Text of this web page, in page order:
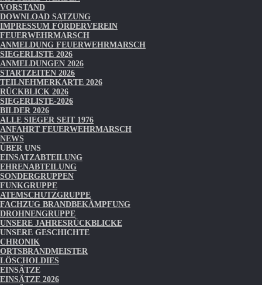
VORSTAND
DOWNLOAD SATZUNG
IMPRESSUM FÖRDERVEREIN
FEUERWEHRMARSCH
ANMELDUNG FEUERWEHRMARSCH
SIEGERLISTE 2026
ANMELDUNGEN 2026
STARTZEITEN 2026
TEILNEHMERKARTE 2026
RÜCKBLICK 2026
SIEGERLISTE-2026
BILDER 2026
ALLE SIEGER SEIT 1976
ANFAHRT FEUERWEHRMARSCH
NEWS
ÜBER UNS
EINSATZABTEILUNG
EHRENABTEILUNG
SONDERGRUPPEN
FUNKGRUPPE
ATEMSCHUTZGRUPPE
FACHZUG BRANDBEKÄMPFUNG
DROHNENGRUPPE
UNSERE JAHRESRÜCKBLICKE
UNSERE GESCHICHTE
CHRONIK
ORTSBRANDMEISTER
LÖSCHOLDIES
EINSÄTZE
EINSÄTZE 2026